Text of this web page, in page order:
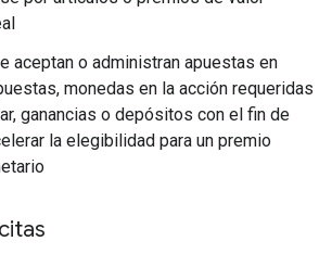
aceptan o administran apuestas en
monedas en la acción requeridas
ganancias o depósitos con el fin de
la elegibilidad para un premio